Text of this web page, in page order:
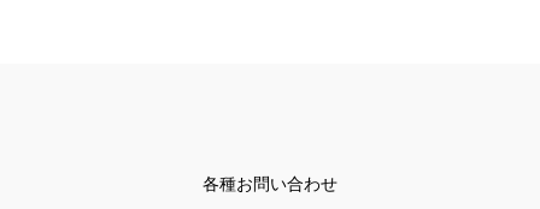
各種お問い合わせ